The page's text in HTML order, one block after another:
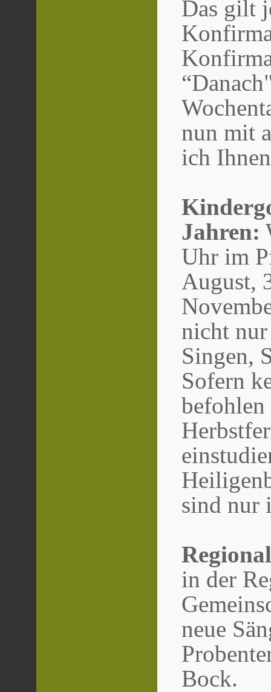
Das gilt
nun mit
ich
Jahren:
Uhr im
August,
nicht
Singen,
Sofern
sind nur
in der
neue
Bock.